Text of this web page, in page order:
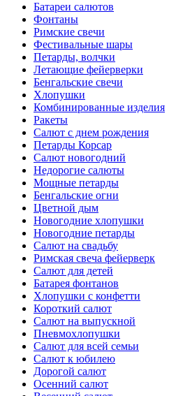
Батареи салютов
Фонтаны
Римские свечи
Фестивальные шары
Петарды, волчки
Летающие фейерверки
Бенгальские свечи
Хлопушки
Комбинированные изделия
Ракеты
Салют с днем рождения
Петарды Корсар
Салют новогодний
Недорогие салюты
Мощные петарды
Бенгальские огни
Цветной дым
Новогодние хлопушки
Новогодние петарды
Салют на свадьбу
Римская свеча фейерверк
Салют для детей
Батарея фонтанов
Хлопушки с конфетти
Короткий салют
Салют на выпускной
Пневмохлопушки
Салют для всей семьи
Салют к юбилею
Дорогой салют
Осенний салют